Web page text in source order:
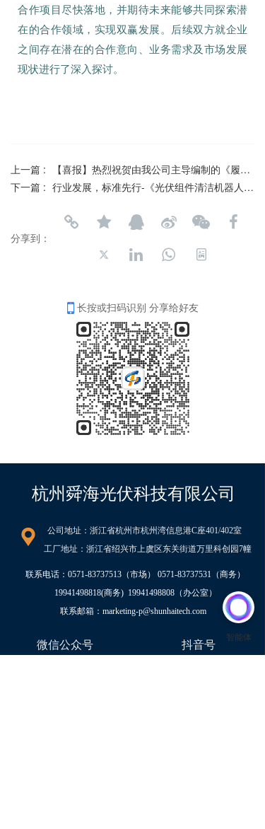
合作项目尽快落地，并期待未来能够共同探索潜
在的合作领域，实现双赢发展。后续双方就企业
之间存在潜在的合作意向、业务需求及市场发展
现状进行了深入探讨。
上一篇 :
【喜报】热烈祝贺由我公司主导编制的《履带直驱式光伏组件清洁机器人》浙江品字标正式发布
下一篇 : 行业发展，标准先行-《光伏组件清洁机器人通用技术条件》GB/T 44264-2024国家标准外文版专家审查会议在杭州顺利召开
分享到：
长按或扫码识别 分享给好友
杭州舜海光伏科技有限公司
公司地址：浙江省杭州市杭州湾信息港C座401/402室
工厂地址：浙江省绍兴市上虞区东关街道万里科创园7幢
联系电话： 0571-83737513 （市场） 0571-83737531
（商务）
19941498818(商务) 19941498808（办公室）
联系邮箱：marketing-p@shunhaitech.com
微信公众号 抖音号